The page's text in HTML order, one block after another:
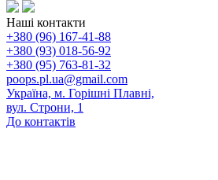
Наші контакти
+380 (96) 167-41-88
+380 (93) 018-56-92
+380 (95) 763-81-32
poops.pl.ua@gmail.com
Україна, м. Горішні Плавні,
вул. Строни, 1
До контактів